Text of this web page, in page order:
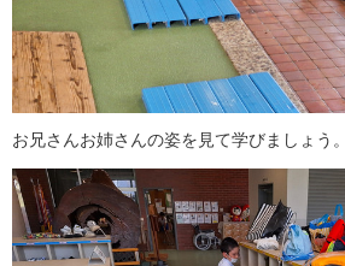
お兄さんお姉さんの姿を見て学びましょう。